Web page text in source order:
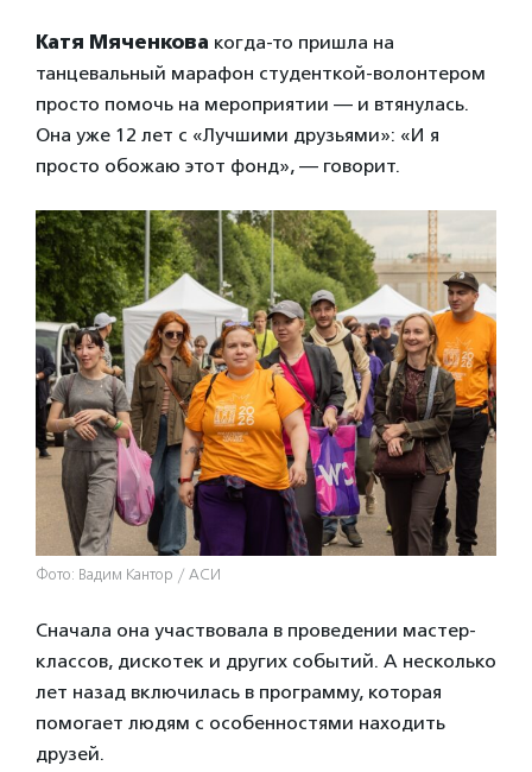
Катя Мяченкова когда-то пришла на
танцевальный марафон студенткой-волонтером
просто помочь на мероприятии — и втянулась.
Она уже 12 лет с «Лучшими друзьями»: «И я
просто обожаю этот фонд», — говорит.
Фото: Вадим Кантор / АСИ
Сначала она участвовала в проведении мастер-
классов, дискотек и других событий. А несколько
лет назад включилась в программу, которая
помогает людям с особенностями находить
друзей.